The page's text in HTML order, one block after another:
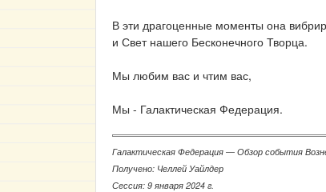
В эти драгоценные моменты она
и Свет нашего Бесконечного Творца.
Мы любим вас и чтим вас,
Мы - Галактическая Федерация.
Галактическая Федерация ― Обзор события
Получено: Челлей Уайлдер
Сессия: 9 января 2024 г.